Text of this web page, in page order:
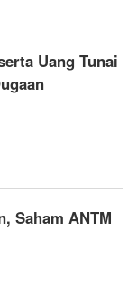
Uang Tunai
Saham ANTM